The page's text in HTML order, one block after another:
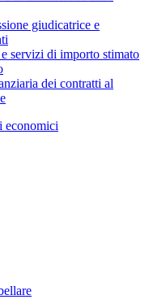
giudicatrice e
servizi di importo stimato
dei contratti al
economici